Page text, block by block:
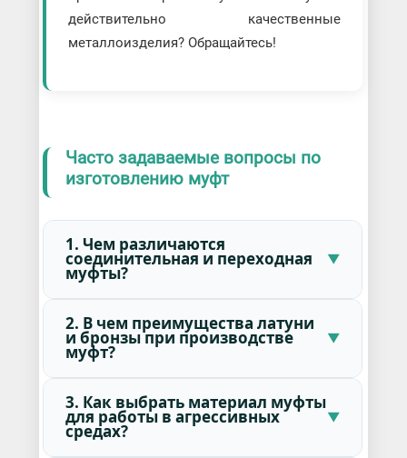
действительно качественные
металлоизделия? Обращайтесь!
Часто задаваемые вопросы по
изготовлению муфт
1. Чем различаются
соединительная и переходная
муфты?
2. В чем преимущества латуни
и бронзы при производстве
муфт?
3. Как выбрать материал муфты
для работы в агрессивных
средах?